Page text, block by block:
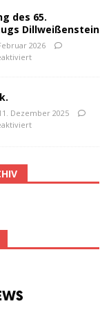
des 65.
Dillweißenstein
2026
Dezember 2025